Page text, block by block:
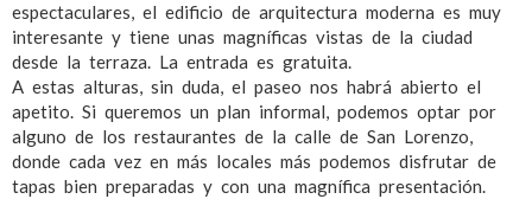
espectaculares, el edificio de arquitectura moderna es muy
interesante y tiene unas magníficas vistas de la ciudad
desde la terraza. La entrada es gratuita.
A estas alturas, sin duda, el paseo nos habrá abierto el
apetito. Si queremos un plan informal, podemos optar por
alguno de los restaurantes de la calle de San Lorenzo,
donde cada vez en más locales más podemos disfrutar de
tapas bien preparadas y con una magnífica presentación.